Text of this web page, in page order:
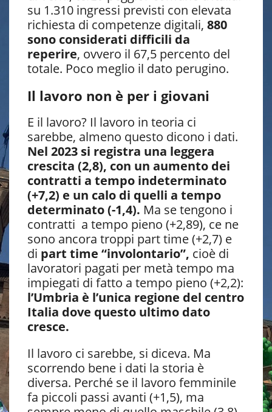
su 1.310 ingressi previsti con elevata
richiesta di competenze digitali, 880
sono considerati difficili da
reperire, ovvero il 67,5 percento del
totale. Poco meglio il dato perugino.
Il lavoro non è per i giovani
E il lavoro? Il lavoro in teoria ci
sarebbe, almeno questo dicono i dati.
Nel 2023 si registra una leggera
crescita (2,8), con un aumento dei
contratti a tempo indeterminato
(+7,2) e un calo di quelli a tempo
determinato (-1,4). Ma se tengono i
contratti a tempo pieno (+2,89), ce ne
sono ancora troppi part time (+2,7) e
di part time “involontario”, cioè di
lavoratori pagati per metà tempo ma
impiegati di fatto a tempo pieno (+2,2):
l’Umbria è l’unica regione del centro
Italia dove questo ultimo dato
cresce.
Il lavoro ci sarebbe, si diceva. Ma
scorrendo bene i dati la storia è
diversa. Perché se il lavoro femminile
fa piccoli passi avanti (+1,5), ma